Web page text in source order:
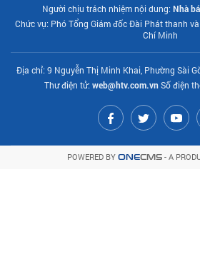
Người chịu trách nhiệm nội dung: Nhà
Chức vụ: Phó Tổng Giám đốc Đài Phát thanh
Chí Minh
Địa chỉ: 9 Nguyễn Thị Minh Khai, Phường Sài
Thư điện tử: web@htv.com.vnSố điện
POWERED BY ONECMS- A